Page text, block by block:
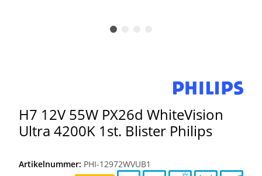
H7 12V 55W PX26d WhiteVision
Ultra 4200K 1st. Blister Philips
Artikelnummer: PHI-12972WVUB1